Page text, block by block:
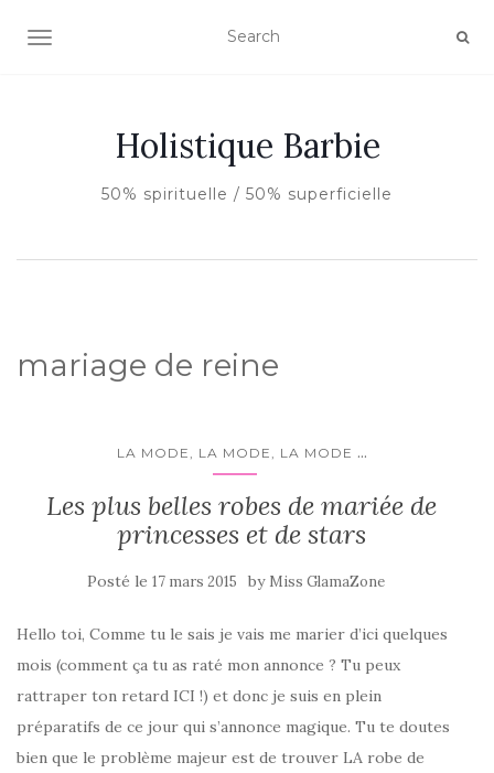
AFFICHER/MASQUER LA NAVIGATION
Holistique Barbie
50% spirituelle / 50% superficielle
mariage de reine
LA MODE, LA MODE, LA MODE ...
Les plus belles robes de mariée de
princesses et de stars
Posté le 17 mars 2015 by Miss GlamaZone
Hello toi, Comme tu le sais je vais me marier d’ici quelques
mois (comment ça tu as raté mon annonce ? Tu peux
rattraper ton retard ICI !) et donc je suis en plein
préparatifs de ce jour qui s’annonce magique. Tu te doutes
bien que le problème majeur est de trouver LA robe de